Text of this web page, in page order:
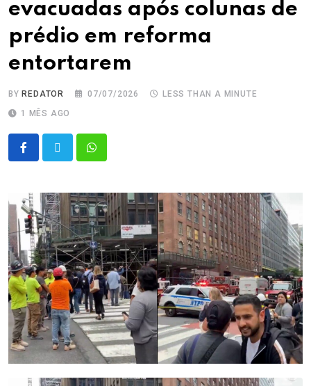
evacuadas após colunas de
prédio em reforma
entortarem
BY REDATOR 07/07/2026
LESS THAN A MINUTE
1 MÊS AGO